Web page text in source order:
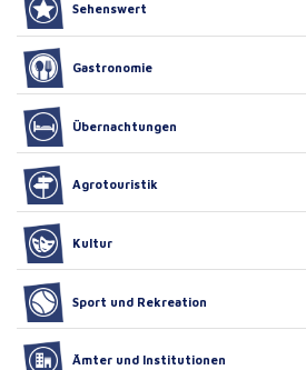
Sehenswert
Gastronomie
Übernachtungen
Agrotouristik
Kultur
Sport und Rekreation
Ämter und Institutionen